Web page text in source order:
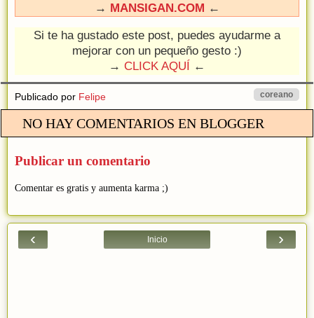
→ MANSIGAN.COM ←
Si te ha gustado este post, puedes ayudarme a
mejorar con un pequeño gesto :)
→ CLICK AQUÍ ←
Publicado por Felipe coreano
NO HAY COMENTARIOS EN BLOGGER
Publicar un comentario
Comentar es gratis y aumenta karma ;)
‹ ›
Inicio